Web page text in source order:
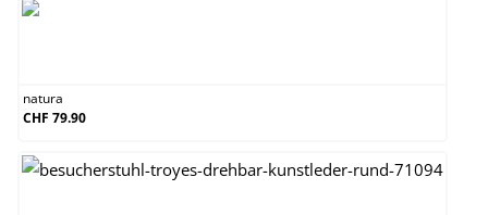
natura
CHF 79.90